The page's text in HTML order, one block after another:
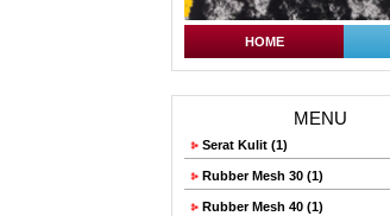
HOME
MENU
Serat Kulit (1)
Rubber Mesh 30 (1)
Rubber Mesh 40 (1)